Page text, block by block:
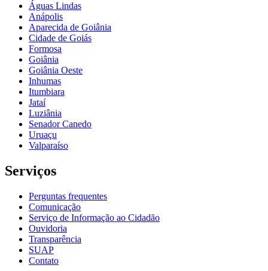
Águas Lindas
Anápolis
Aparecida de Goiânia
Cidade de Goiás
Formosa
Goiânia
Goiânia Oeste
Inhumas
Itumbiara
Jataí
Luziânia
Senador Canedo
Uruaçu
Valparaíso
Serviços
Perguntas frequentes
Comunicação
Serviço de Informação ao Cidadão
Ouvidoria
Transparência
SUAP
Contato